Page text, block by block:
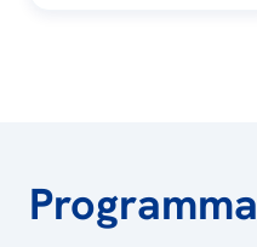
Programma